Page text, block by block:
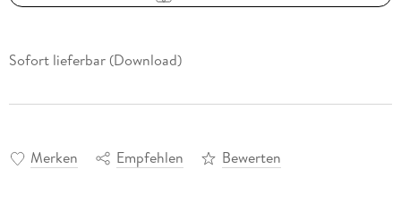
Sofort lieferbar (Download)
Merken Empfehlen Bewerten